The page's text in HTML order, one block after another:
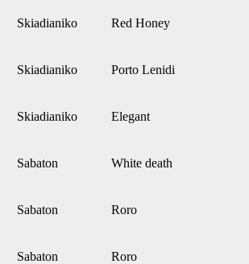
Skiadianiko Red Honey
Skiadianiko Porto Lenidi
Skiadianiko Elegant
Sabaton White death
Sabaton Roro
Sabaton Roro